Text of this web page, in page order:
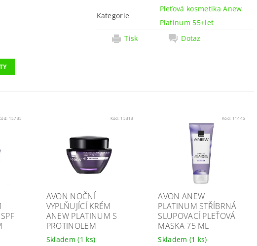
Kategorie
Pleťová kosmetika Anew
Platinum 55+let
Tisk
Dotaz
15735 Kód: 15313
AVON NOČNÍ
VYPLŇUJÍCÍ KRÉM
ANEW PLATINUM S
PROTINOLEM
Skladem(1 ks)
Kód: 11445
AVON ANEW
PLATINUM STŘÍBRNÁ
SLUPOVACÍ PLEŤOVÁ
MASKA 75 ML
Skladem (1 ks)